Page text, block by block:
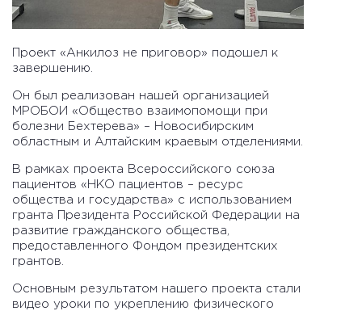
Проект «Анкилоз не приговор» подошел к
завершению.
Он был реализован нашей организацией
МРОБОИ «Общество взаимопомощи при
болезни Бехтерева» – Новосибирским
областным и Алтайским краевым отделениями.
В рамках проекта Всероссийского союза
пациентов «НКО пациентов – ресурс
общества и государства» с использованием
гранта Президента Российской Федерации на
развитие гражданского общества,
предоставленного Фондом президентских
грантов.
Основным результатом нашего проекта стали
видео уроки по укреплению физического